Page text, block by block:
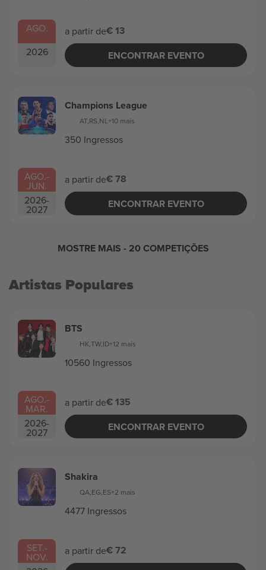
AGO.
2026
a partir de€ 13
ENCONTRAR EVENTO
AGO.-
JUN.
2026-
2027
Champions League
AT,RS,NL+10 mais
350 Ingressos
a partir de€ 78
ENCONTRAR EVENTO
MOSTRE MAIS - 20 COMPETIÇÕES
Artistas Populares
AGO.-
MAR.
2026-
2027
BTS
HK,TW,ID+12 mais
10560 Ingressos
a partir de€ 135
ENCONTRAR EVENTO
SET.-
NOV.
Shakira
QA,EG,ES+2 mais
4477 Ingressos
a partir de€ 72